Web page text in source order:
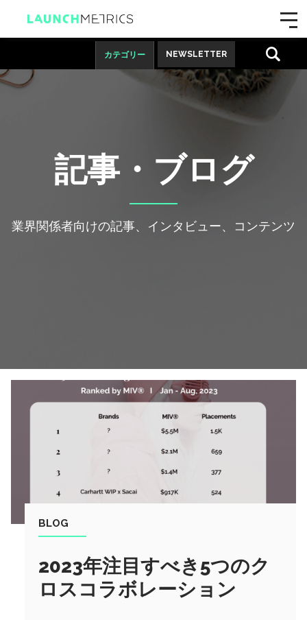
NEWSLETTER
カテゴリー
記事・ブログ
業界関係者向けの記事、インタビュー、コンテンツ
BLOG
2023年注目すべき5つのク
ロスコラボレーション